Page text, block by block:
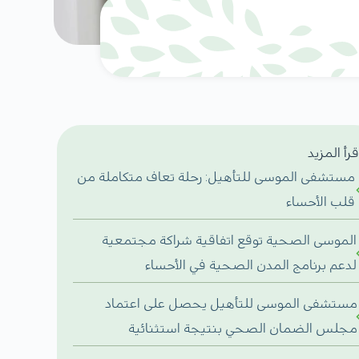
المزيد
مستشفى الموسى للتأهيل: رحلة تعاف متكاملة من
قلب الأحساء
الموسى الصحية توقع اتفاقية شراكة مجتمعية
لدعم برنامج المدن الصحية في الأحساء
مستشفى الموسى للتأهيل يحصل على اعتماد
مجلس الضمان الصحي بنتيجة استثنائية